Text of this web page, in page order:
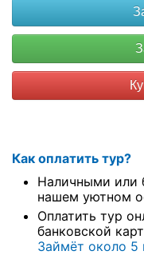
Как оплатить тур?
Наличными или
нашем уютном
Оплатить тур
банковской
Займёт около 5